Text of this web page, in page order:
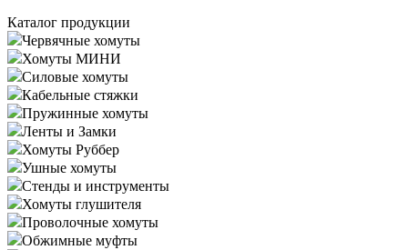
Каталог продукции
Червячные хомуты
Хомуты МИНИ
Силовые хомуты
Кабельные стяжки
Пружинные хомуты
Ленты и Замки
Хомуты Руббер
Ушные хомуты
Стенды и инструменты
Хомуты глушителя
Проволочные хомуты
Обжимные муфты